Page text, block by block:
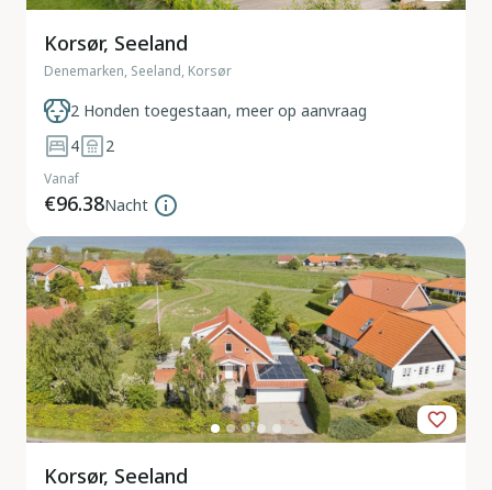
Korsør, Seeland
Denemarken, Seeland, Korsør
2 Honden toegestaan, meer op aanvraag
4
2
Vanaf
€96.38Nacht
Korsør, Seeland